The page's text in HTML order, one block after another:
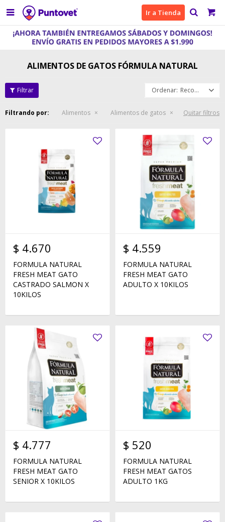
 Ir a Tienda
ALIMENTOS DE GATOS FÓRMULA NATURAL
Recomendados
Filtrando por: Alimentos Alimentos de gatos Quitar filtros
$ 4.670
FORMULA NATURAL
FRESH MEAT GATO
CASTRADO SALMON X
10KILOS
$ 4.559
FORMULA NATURAL
FRESH MEAT GATO
ADULTO X 10KILOS
$ 4.777
FORMULA NATURAL
FRESH MEAT GATO
SENIOR X 10KILOS
$ 520
FORMULA NATURAL
FRESH MEAT GATOS
ADULTO 1KG